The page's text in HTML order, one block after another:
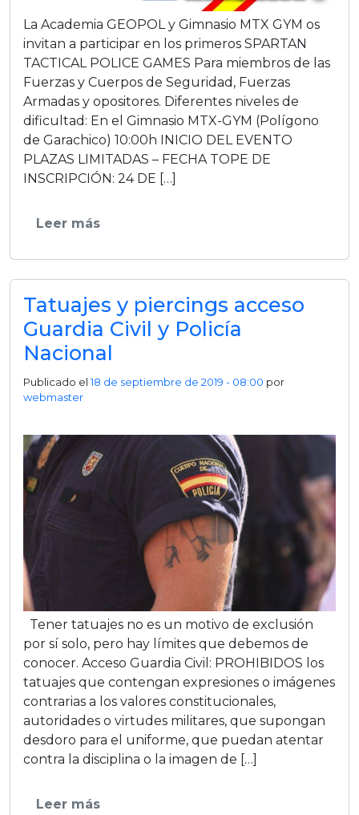
La Academia GEOPOL y Gimnasio MTX GYM os
invitan a participar en los primeros SPARTAN
TACTICAL POLICE GAMES Para miembros de las
Fuerzas y Cuerpos de Seguridad, Fuerzas
Armadas y opositores. Diferentes niveles de
dificultad: En el Gimnasio MTX-GYM (Polígono
de Garachico) 10:00h INICIO DEL EVENTO
PLAZAS LIMITADAS – FECHA TOPE DE
INSCRIPCIÓN: 24 DE […]
Leer más
Tatuajes y piercings acceso
Guardia Civil y Policía
Nacional
Publicado el18 de septiembre de 2019 - 08:00 por
webmaster
Tener tatuajes no es un motivo de exclusión
por sí solo, pero hay límites que debemos de
conocer. Acceso Guardia Civil: PROHIBIDOS los
tatuajes que contengan expresiones o imágenes
contrarias a los valores constitucionales,
autoridades o virtudes militares, que supongan
desdoro para el uniforme, que puedan atentar
contra la disciplina o la imagen de […]
Leer más